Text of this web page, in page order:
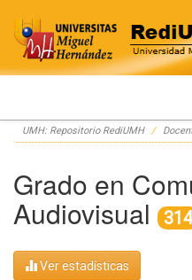
Skip
navigation
UMH: Repositorio RediUMH
Grado en
Audiovisual 314
Ver estadísticas